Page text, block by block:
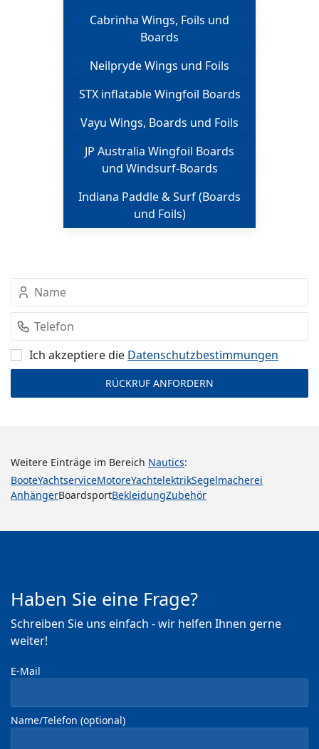
Cabrinha Wings, Foils und
Boards
Neilpryde Wings und Foils
STX inflatable Wingfoil Boards
Vayu Wings, Boards und Foils
JP Australia Wingfoil Boards
und Windsurf-Boards
Indiana Paddle & Surf (Boards
und Foils)
Ich akzeptiere die Datenschutz­bestimmungen
Weitere Einträge im Bereich Nautics:
BooteYachtserviceMotoreYachtelektrikSegelmacherei
AnhängerBoardsportBekleidungZubehör
Haben Sie eine Frage?
Schreiben Sie uns einfach - wir helfen Ihnen gerne
weiter!
E-Mail
Name/Telefon (optional)